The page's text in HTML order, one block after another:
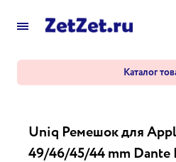
Каталог
Uniq Ремешок для
49/46/45/44 mm Dante